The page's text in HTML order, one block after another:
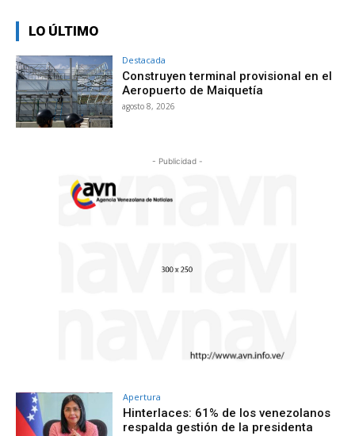
LO ÚLTIMO
Destacada
Construyen terminal provisional en el
Aeropuerto de Maiquetía
agosto 8, 2026
- Publicidad -
Apertura
Hinterlaces: 61% de los venezolanos
respalda gestión de la presidenta